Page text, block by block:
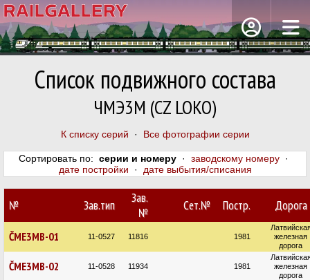
Список подвижного состава
ЧМЭ3М (CZ LOKO)
К списку серий · Все фотографии серии
Сортировать по: серии и номеру · заводскому номеру ·
дате постройки · дате выбытия/списания
№ Зав.тип
Зав.
№
Сет.№ Постр. Дорога
ČME3MB-01 11-0527 11816 1981
железная
дорога
ČME3MB-02 11-0528 11934 1981
железная
дорога